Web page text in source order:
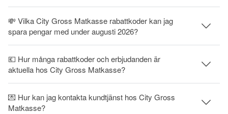
💸 Vilka City Gross Matkasse rabattkoder kan jag
spara pengar med under augusti 2026?
💶 Hur många rabattkoder och erbjudanden är
aktuella hos City Gross Matkasse?
💌 Hur kan jag kontakta kundtjänst hos City Gross
Matkasse?